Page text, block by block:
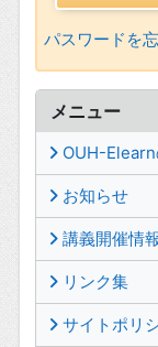
パスワードを
メニュー
OUH-Elearn
お知らせ
講義開催情
リンク集
サイトポリ